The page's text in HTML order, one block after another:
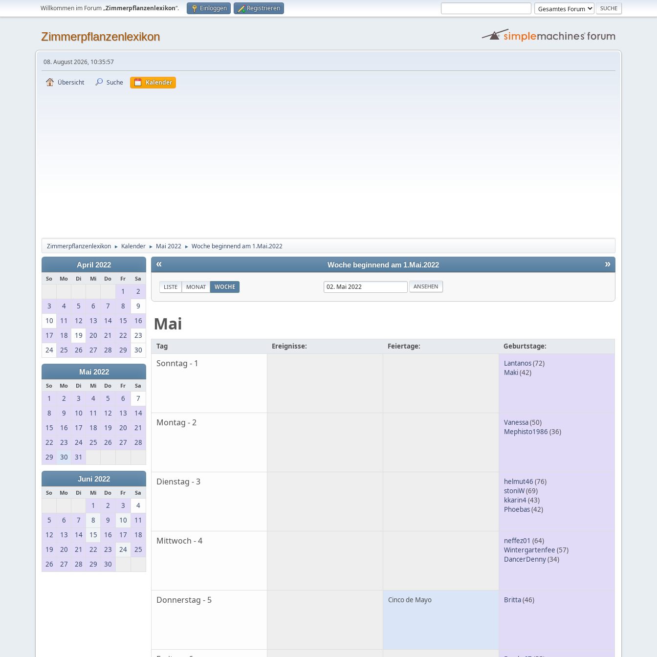
Willkommen im Forum „Zimmerpflanzenlexikon“. Einloggen Registrieren
Zimmerpflanzenlexikon
08. August 2026, 10:35:57
Übersicht Suche Kalender
Zimmerpflanzenlexikon ► Kalender ► Mai 2022 ► Woche beginnend am 1.Mai.2022
April 2022
So Mo Di Mi Do Fr Sa
1
2
3
4 5 6 7 8
9
10
11 12 13 14 15
16
17
18 19 20 21 22
23
24
25 26 27 28 29 30
Mai 2022
So Mo Di Mi Do Fr Sa
1 2 3 4 5 6
7
8
9 10 11 12 13
14
15
16 17 18 19 20
21
22
23 24 25 26 27
28
29
30 31
Juni 2022
So Mo Di Mi Do Fr Sa
1 2 3
4
5
6 7 8 9 10
11
12
13 14 15 16 17
18
19
20 21 22 23 24
25
26
27 28 29 30
« »
Woche beginnend am 1.Mai.2022
LISTE MONAT WOCHE
Mai
Tag Ereignisse: Feiertage: Geburtstage:
Sonntag - 1 Lantanos(72)
Maki(42)
Montag - 2 Vanessa(50)
Mephisto1986 (36)
Dienstag - 3 helmut46 (76)
stoniW(69)
kkarin4(43)
Phoebas(42)
Mittwoch - 4 neffez01 (64)
Wintergartenfee (57)
DancerDenny(34)
Donnerstag - 5 Cinco de Mayo Britta(46)